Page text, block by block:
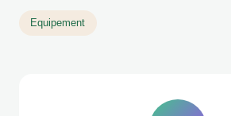
Equipement